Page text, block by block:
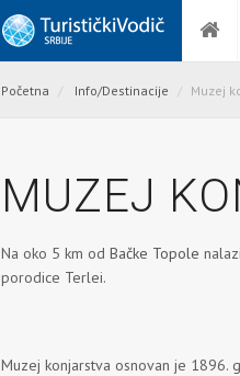
Početna Info/Destinacije Muzej
MUZEJ
Na oko 5 km od Bačke Topole
porodice Terlei.
Muzej konjarstva osnovan je 1896.